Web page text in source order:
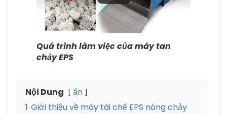
Quá trình làm việc của máy tan
chảy EPS
Nội Dung
ẩn
1 Giới thiệu về máy tái chế EPS nóng chảy